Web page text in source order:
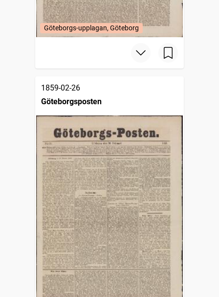
Göteborgs-upplagan, Göteborg
1859-02-26
Göteborgsposten